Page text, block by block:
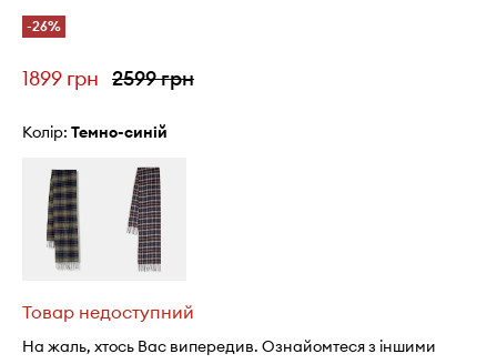
-26%
1899 грн 2599 грн
Колір: темно-синій
Товар недоступний
На жаль, хтось Вас випередив. Ознайомтеся з іншими